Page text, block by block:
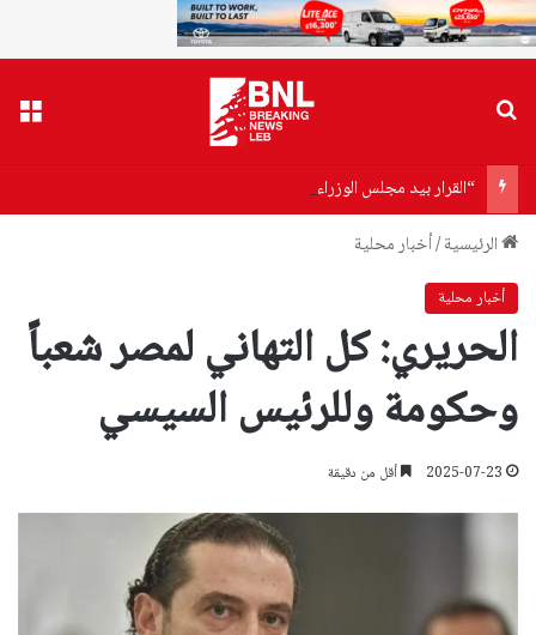
“القرار بيد مجلس الوزراء”… وهاب يفتح ملف الاسترداد إلى سوريا
الرئيسية/أخبار محلية
أخبار محلية
الحريري: كل التهاني لمصر شعباً
وحكومة وللرئيس السيسي
2025-07-23 أقل من دقيقة